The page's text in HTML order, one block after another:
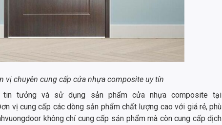
vị chuyên cung cấp cửa nhựa composite uy tín
tưởng và sử dụng sản phẩm cửa nhựa composite tại
vị cung cấp các dòng sản phẩm chất lượng cao với giá rẻ, phù
không chỉ cung cấp sản phẩm mà còn cung cấp dịch